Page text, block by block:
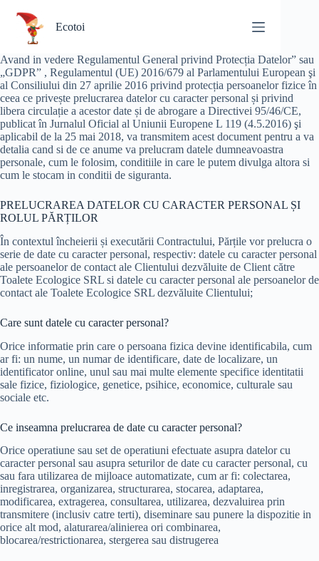
conținut
Ecotoi
Avand in vedere Regulamentul General privind Protecția Datelor” sau
„GDPR” , Regulamentul (UE) 2016/679 al Parlamentului European şi
al Consiliului din 27 aprilie 2016 privind protecția persoanelor fizice în
ceea ce privește prelucrarea datelor cu caracter personal și privind
libera circulație a acestor date și de abrogare a Directivei 95/46/CE,
publicat în Jurnalul Oficial al Uniunii Europene L 119 (4.5.2016) şi
aplicabil de la 25 mai 2018, va transmitem acest document pentru a va
detalia cand si de ce anume va prelucram datele dumneavoastra
personale, cum le folosim, conditiile in care le putem divulga altora si
cum le stocam in conditii de siguranta.
PRELUCRAREA DATELOR CU CARACTER PERSONAL ȘI
ROLUL PĂRȚILOR
În contextul încheierii și executării Contractului, Părțile vor prelucra o
serie de date cu caracter personal, respectiv: datele cu caracter personal
ale persoanelor de contact ale Clientului dezvăluite de Client către
Toalete Ecologice SRL si datele cu caracter personal ale persoanelor de
contact ale Toalete Ecologice SRL dezvăluite Clientului;
Care sunt datele cu caracter personal?
Orice informatie prin care o persoana fizica devine identificabila, cum
ar fi: un nume, un numar de identificare, date de localizare, un
identificator online, unul sau mai multe elemente specifice identitatii
sale fizice, fiziologice, genetice, psihice, economice, culturale sau
sociale etc.
Ce inseamna prelucrarea de date cu caracter personal?
Orice operatiune sau set de operatiuni efectuate asupra datelor cu
caracter personal sau asupra seturilor de date cu caracter personal, cu
sau fara utilizarea de mijloace automatizate, cum ar fi: colectarea,
inregistrarea, organizarea, structurarea, stocarea, adaptarea,
modificarea, extragerea, consultarea, utilizarea, dezvaluirea prin
transmitere (inclusiv catre terti), diseminare sau punere la dispozitie in
orice alt mod, alaturarea/alinierea ori combinarea,
blocarea/restrictionarea, stergerea sau distrugerea